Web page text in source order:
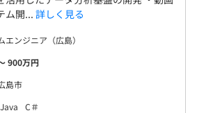
ム開... 詳しく見る
エンジニア（広島）
900万円
島市
Java
C＃